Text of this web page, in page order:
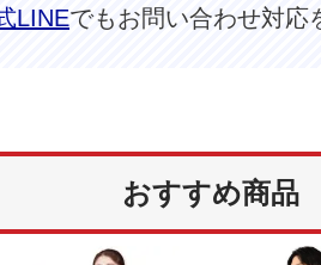
LINEでもお問い合わせ対応
おすすめ商品